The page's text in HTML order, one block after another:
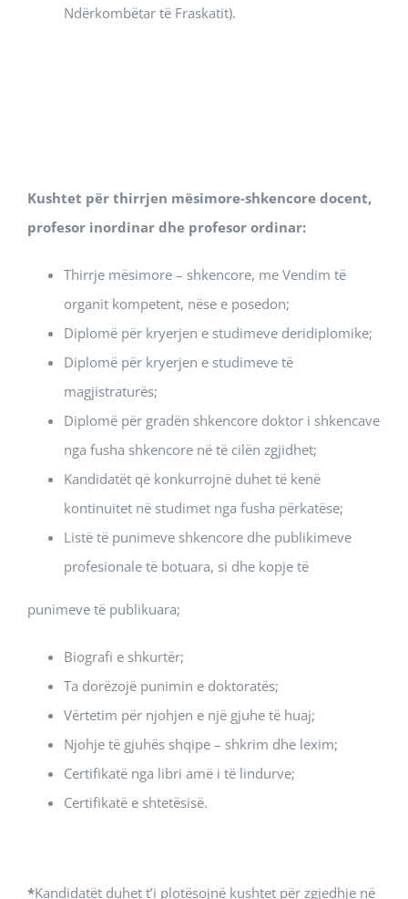
Ndërkombëtar të Fraskatit).
Kushtet për thirrjen mësimore-shkencore docent,
profesor inordinar dhe profesor ordinar:
Thirrje mësimore – shkencore, me Vendim të
organit kompetent, nëse e posedon;
Diplomë për kryerjen e studimeve deridiplomike;
Diplomë për kryerjen e studimeve të
magjistraturës;
Diplomë për gradën shkencore doktor i shkencave
nga fusha shkencore në të cilën zgjidhet;
Kandidatët që konkurrojnë duhet të kenë
kontinuitet në studimet nga fusha përkatëse;
Listë të punimeve shkencore dhe publikimeve
profesionale të botuara, si dhe kopje të
punimeve të publikuara;
Biografi e shkurtër;
Ta dorëzojë punimin e doktoratës;
Vërtetim për njohjen e një gjuhe të huaj;
Njohje të gjuhës shqipe – shkrim dhe lexim;
Certifikatë nga libri amë i të lindurve;
Certifikatë e shtetësisë.
*Kandidatët duhet t’i plotësojnë kushtet për zgjedhje në